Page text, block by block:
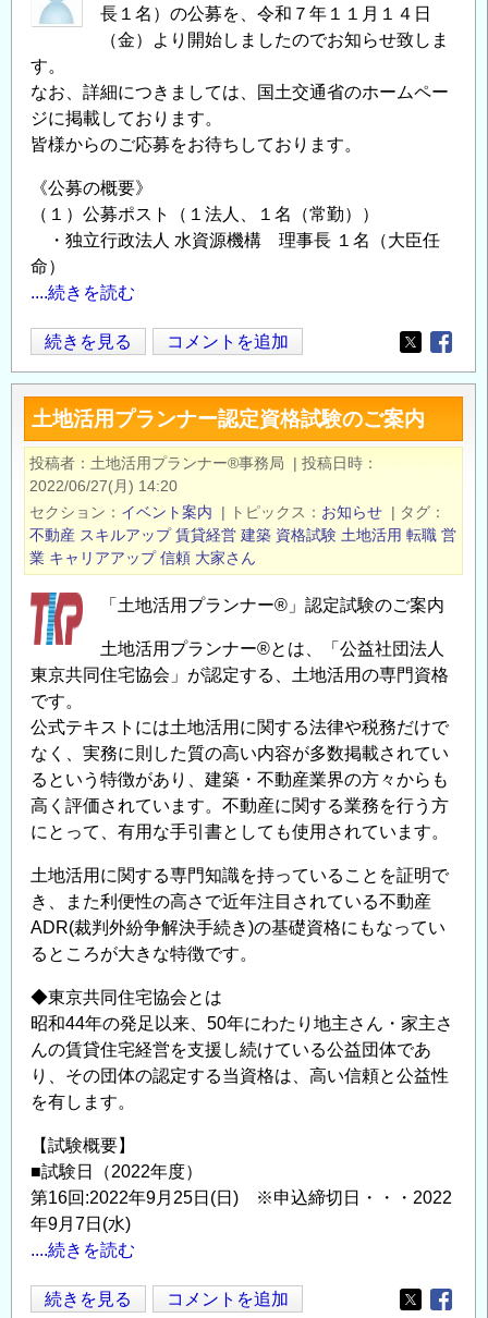
（12/16）
＠
福
岡
の
長１名）の公募を、令和７年１１月１４日
（金）より開始しましたのでお知らせ致しま
す。
なお、詳細につきましては、国土交通省のホームペー
ジに掲載しております。
皆様からのご応募をお待ちしております。
《公募の概要》
（１）公募ポスト（１法人、１名（常勤））
・独立行政法人 水資源機構 理事長 １名（大臣任
命）
....続きを読む
独
立
行
政
法
人
役
員
を
募
し
ま
す
（水
資
源
機
構）
続きを見る コメントを追加
Opens in
土地活用プランナー認定資格試験のご案内
投稿者 土地活用プランナー®事務局 | 投稿日時
2022/06/27(月) 14:20
セクション
イベント案内 | トピックス お知らせ | タグ
不動産 スキルアップ 賃貸経営 建築 資格試験 土地活用 転職 営
業 キャリアアップ 信頼 大家さん
「土地活用プランナー®」認定試験のご案内
土地活用プランナー®とは、「公益社団法人
東京共同住宅協会」が認定する、土地活用の専門資格
です。
公式テキストには土地活用に関する法律や税務だけで
なく、実務に則した質の高い内容が多数掲載されてい
るという特徴があり、建築・不動産業界の方々からも
高く評価されています。不動産に関する業務を行う方
にとって、有用な手引書としても使用されています。
土地活用に関する専門知識を持っていることを証明で
き、また利便性の高さで近年注目されている不動産
ADR(裁判外紛争解決手続き)の基礎資格にもなってい
るところが大きな特徴です。
◆東京共同住宅協会とは
昭和44年の発足以来、50年にわたり地主さん・家主さ
んの賃貸住宅経営を支援し続けている公益団体であ
り、その団体の認定する当資格は、高い信頼と公益性
を有します。
【試験概要】
■試験日（2022年度）
第16回:2022年9月25日(日) ※申込締切日・・・2022
年9月7日(水)
....続きを読む
土
続きを見る コメントを追加
Opens in